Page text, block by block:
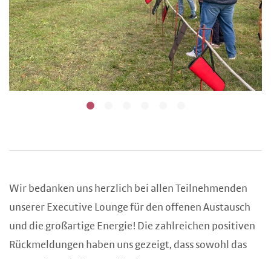
Wir bedanken uns herzlich bei allen Teilnehmenden
unserer Executive Lounge für den offenen Austausch
und die großartige Energie! Die zahlreichen positiven
Rückmeldungen haben uns gezeigt, dass sowohl das